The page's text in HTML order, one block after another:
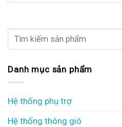
Danh mục sản phẩm
Hệ thống phụ trợ
Hệ thống thông gió